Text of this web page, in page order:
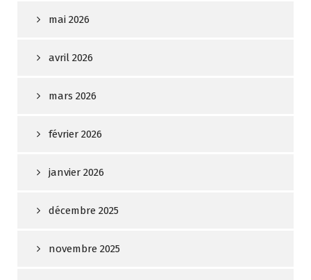
mai 2026
avril 2026
mars 2026
février 2026
janvier 2026
décembre 2025
novembre 2025